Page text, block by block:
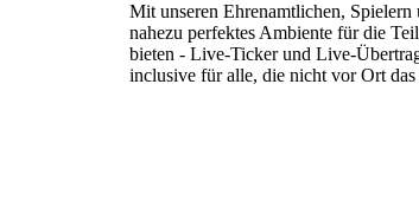
Mit unseren Ehrenamtlichen,
nahezu perfektes Ambiente für die
bieten - Live-Ticker und Live-
inclusive für alle, die nicht vor Ort